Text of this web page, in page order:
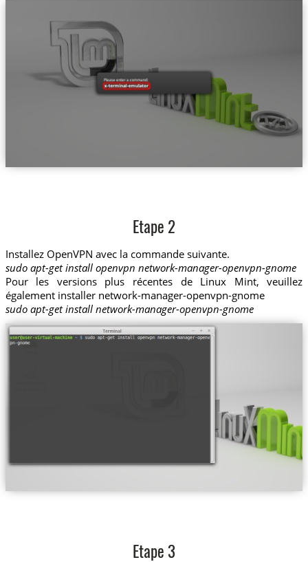
Etape 2
Installez OpenVPN avec la commande suivante.
sudo apt-get install openvpn network-manager-openvpn-gnome
Pour les versions plus récentes de Linux Mint, veuillez
également installer network-manager-openvpn-gnome
sudo apt-get install network-manager-openvpn-gnome
Etape 3